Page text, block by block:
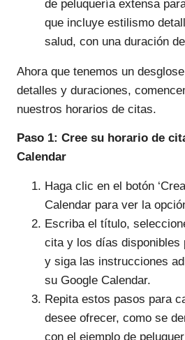
de peluquería extensa
que incluye estilismo
salud, con una duración
Ahora que tenemos un
detalles y duraciones,
nuestros horarios de citas.
Paso 1: Cree su horario de
Calendar
Haga clic en el botón
Calendar para ver la
Escriba el título,
cita y los días disponibles
y siga las instrucciones
su Google Calendar.
Repita estos pasos para
desee ofrecer, como se
con el ejemplo de